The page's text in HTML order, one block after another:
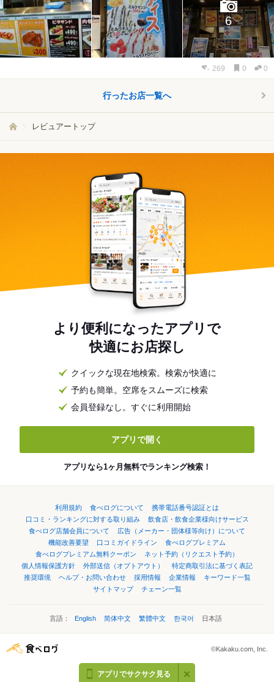
6
269 0 0
行ったお店一覧へ
アプリでサクサク見る
レビュアートップ
より便利になったアプリで
快適にお店探し
クイックな現在地検索。検索が快適に
予約も簡単。空席をスムーズに検索
会員登録なし。すぐに利用開始
アプリで開く
アプリなら1ヶ月無料でランキング検索！
利用規約 食べログについて
携帯電話番号認証とは
口コミ・ランキングに対する取り組み
飲食店・飲食企業様向けサービス
食べログ店舗会員について
広告（メーカー・団体様等向け）について
機能改善要望
口コミガイドライン
食べログプレミアム
食べログプレミアム無料クーポン
ネット予約（リクエスト予約）
個人情報保護方針
外部送信（オプトアウト）
特定商取引法に基づく表記
推奨環境
ヘルプ・お問い合わせ 採用情報 企業情報
キーワード一覧
サイトマップ
チェーン一覧
言語： English 简体中文 繁體中文 한국어 日本語
©Kakaku.com, Inc.